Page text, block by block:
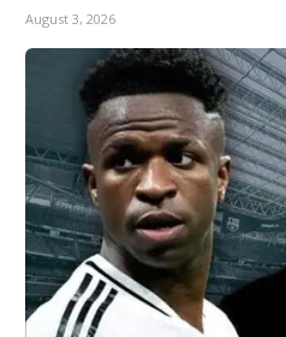
August 3, 2026